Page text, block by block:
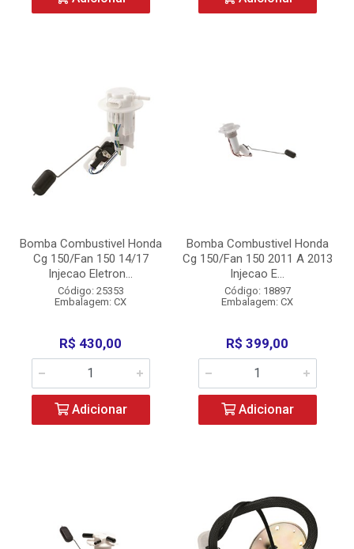
Bomba Combustivel Honda
Cg 150/Fan 150 14/17
Injecao Eletron...
Código: 25353
Embalagem: CX
R$ 430,00
Adicionar
Bomba Combustivel Honda
Cg 150/Fan 150 2011 A 2013
Injecao E...
Código: 18897
Embalagem: CX
R$ 399,00
Adicionar